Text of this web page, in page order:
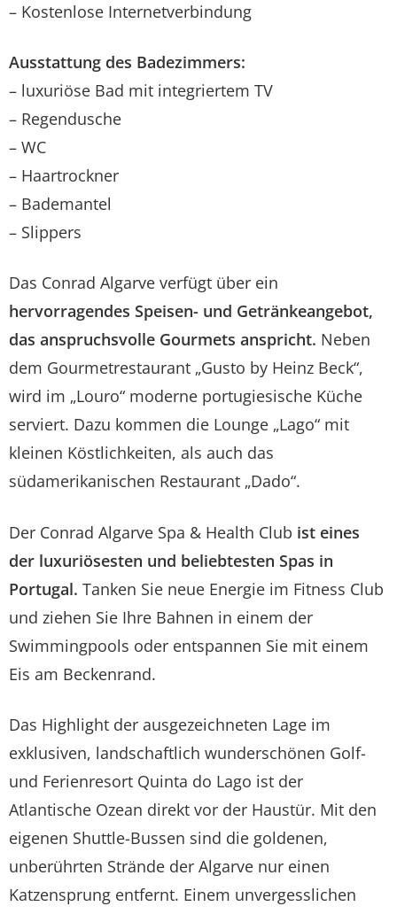
– Kostenlose Internetverbindung
Ausstattung des Badezimmers:
– luxuriöse Bad mit integriertem TV
– Regendusche
– WC
– Haartrockner
– Bademantel
– Slippers
Das Conrad Algarve verfügt über ein
hervorragendes Speisen- und Getränkeangebot,
das anspruchsvolle Gourmets anspricht. Neben
dem Gourmetrestaurant „Gusto by Heinz Beck“,
wird im „Louro“ moderne portugiesische Küche
serviert. Dazu kommen die Lounge „Lago“ mit
kleinen Köstlichkeiten, als auch das
südamerikanischen Restaurant „Dado“.
Der Conrad Algarve Spa & Health Club ist eines
der luxuriösesten und beliebtesten Spas in
Portugal. Tanken Sie neue Energie im Fitness Club
und ziehen Sie Ihre Bahnen in einem der
Swimmingpools oder entspannen Sie mit einem
Eis am Beckenrand.
Das Highlight der ausgezeichneten Lage im
exklusiven, landschaftlich wunderschönen Golf-
und Ferienresort Quinta do Lago ist der
Atlantische Ozean direkt vor der Haustür. Mit den
eigenen Shuttle-Bussen sind die goldenen,
unberührten Strände der Algarve nur einen
Katzensprung entfernt. Einem unvergesslichen